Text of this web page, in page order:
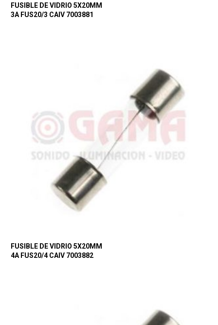
FUSIBLE DE VIDRIO 5X20MM
3A FUS20/3 CAIV 7003881
FUSIBLE DE VIDRIO 5X20MM
4A FUS20/4 CAIV 7003882